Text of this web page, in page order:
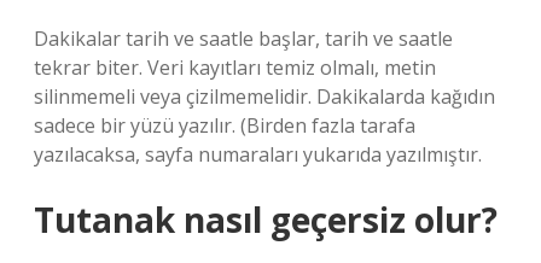
Dakikalar tarih ve saatle başlar, tarih ve saatle
tekrar biter. Veri kayıtları temiz olmalı, metin
silinmemeli veya çizilmemelidir. Dakikalarda kağıdın
sadece bir yüzü yazılır. (Birden fazla tarafa
yazılacaksa, sayfa numaraları yukarıda yazılmıştır.
Tutanak nasıl geçersiz olur?